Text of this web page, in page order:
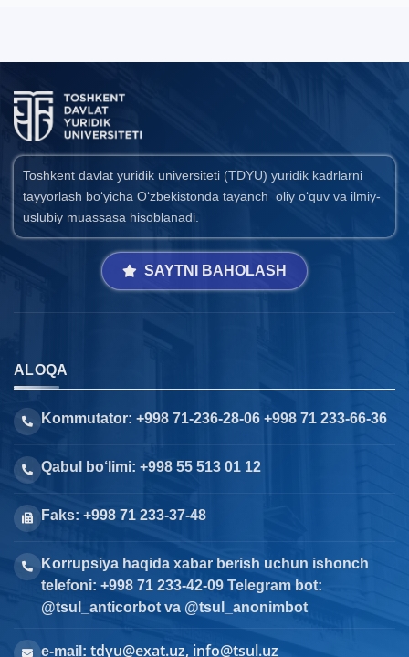
Toshkent davlat yuridik universiteti (TDYU) yuridik kadrlarni
tayyorlash bo‘yicha O‘zbekistonda tayanch oliy o‘quv va ilmiy-
uslubiy muassasa hisoblanadi.
SAYTNI BAHOLASH
ALOQA
Kommutator: +998 71-236-28-06 +998 71 233-66-36
Qabul bo‘limi: +998 55 513 01 12
Faks: +998 71 233-37-48
Korrupsiya haqida xabar berish uchun ishonch
telefoni: +998 71 233-42-09 Telegram bot:
@tsul_anticorbot va @tsul_anonimbot
e-mail: tdyu@exat.uz, info@tsul.uz